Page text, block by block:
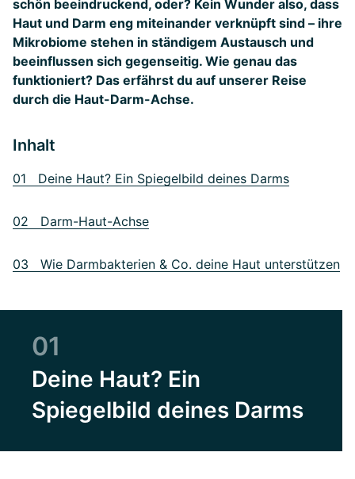
schön beeindruckend, oder? Kein Wunder also, dass
Haut und Darm eng miteinander verknüpft sind – ihre
Mikrobiome stehen in ständigem Austausch und
beeinflussen sich gegenseitig. Wie genau das
funktioniert? Das erfährst du auf unserer Reise
durch die Haut-Darm-Achse.
Inhalt
01 Deine Haut? Ein Spiegelbild deines Darms
02 Darm-Haut-Achse
03 Wie Darmbakterien & Co. deine Haut unterstützen
01
Deine Haut? Ein
Spiegelbild deines Darms